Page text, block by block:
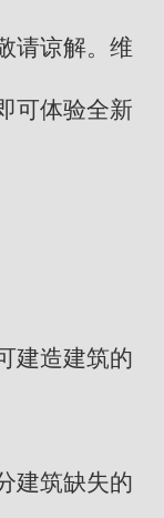
请谅解。维
可体验全新
建造建筑的
建筑缺失的